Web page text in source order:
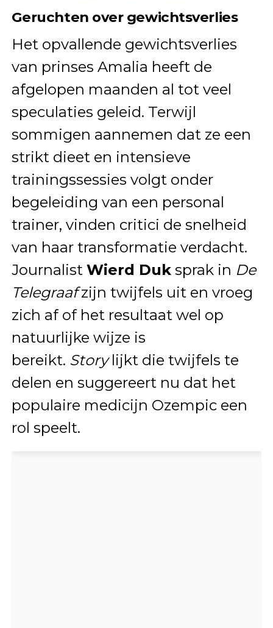
Geruchten over gewichtsverlies
Het opvallende gewichtsverlies
van prinses Amalia heeft de
afgelopen maanden al tot veel
speculaties geleid. Terwijl
sommigen aannemen dat ze een
strikt dieet en intensieve
trainingssessies volgt onder
begeleiding van een personal
trainer, vinden critici de snelheid
van haar transformatie verdacht.
Journalist Wierd Duksprak in De
Telegraafzijn twijfels uit en vroeg
zich af of het resultaat wel op
natuurlijke wijze is
bereikt. Storylijkt die twijfels te
delen en suggereert nu dat het
populaire medicijn Ozempic een
rol speelt.